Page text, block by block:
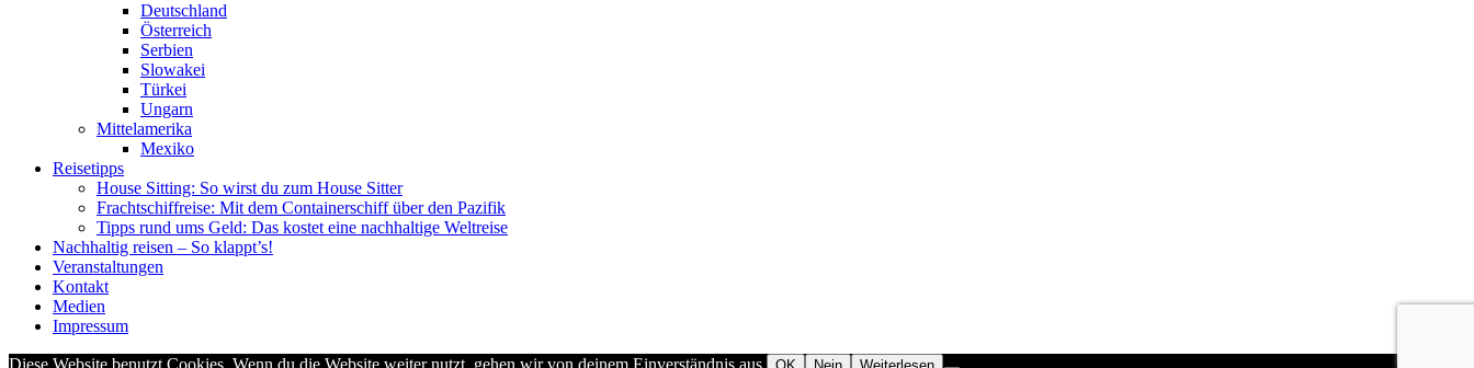
Deutschland
Österreich
Serbien
Slowakei
Türkei
Ungarn
Mittelamerika
Mexiko
Reisetipps
House Sitting: So wirst du zum House Sitter
Frachtschiffreise: Mit dem Containerschiff über den Pazifik
Tipps rund ums Geld: Das kostet eine nachhaltige Weltreise
Nachhaltig reisen – So klappt’s!
Veranstaltungen
Kontakt
Medien
Impressum
Diese Website benutzt Cookies. Wenn du die Website weiter nutzt, gehen wir von deinem Einverständnis aus.